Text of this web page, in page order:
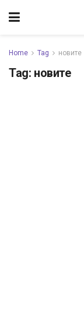
Home Tag новите
Tag: новите